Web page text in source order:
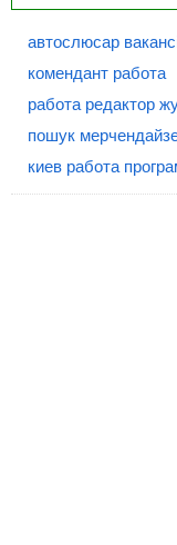
автослюсар
комендант работа
работа редактор
пошук
киев работа